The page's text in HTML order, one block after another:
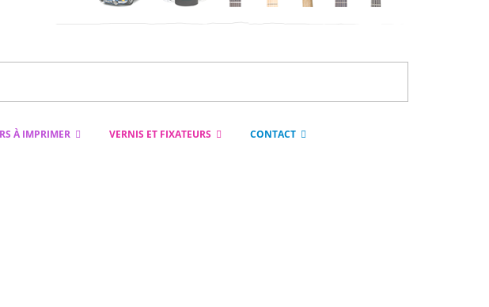
À IMPRIMER VERNIS ET FIXATEURS CONTACT